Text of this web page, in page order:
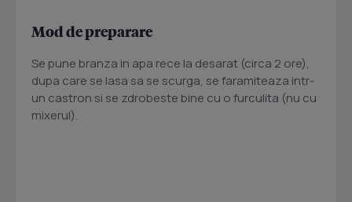
Mod de preparare
Se pune branza in apa rece la desarat (circa 2 ore),
dupa care se lasa sa se scurga, se faramiteaza intr-
un castron si se zdrobeste bine cu o furculita (nu cu
mixerul).